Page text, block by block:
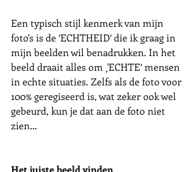
Een typisch stijl kenmerk van mijn
foto's is de ’ECHTHEID’ die ik graag in
mijn beelden wil benadrukken. In het
beeld draait alles om ‚'ECHTE’ mensen
in echte situaties. Zelfs als de foto voor
100% geregiseerd is, wat zeker ook wel
gebeurd, kun je dat aan de foto niet
zien…
Het juiste beeld vinden